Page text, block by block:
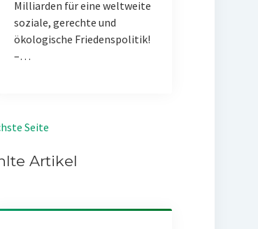
Milliarden für eine weltweite
soziale, gerechte und
ökologische Friedenspolitik!
–…
Seite
Artikel